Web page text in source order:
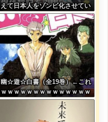
えて日本人をゾンビ化させてい
ると非難されてしまう
幽☆遊☆白書（全19巻）←これ
ｗｗｗｗｗｗｗｗｗｗｗｗｗｗ